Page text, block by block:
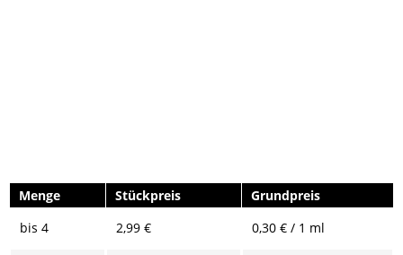
Menge Stückpreis
Grundpreis
bis 4 2,99 € 0,30 € / 1 ml